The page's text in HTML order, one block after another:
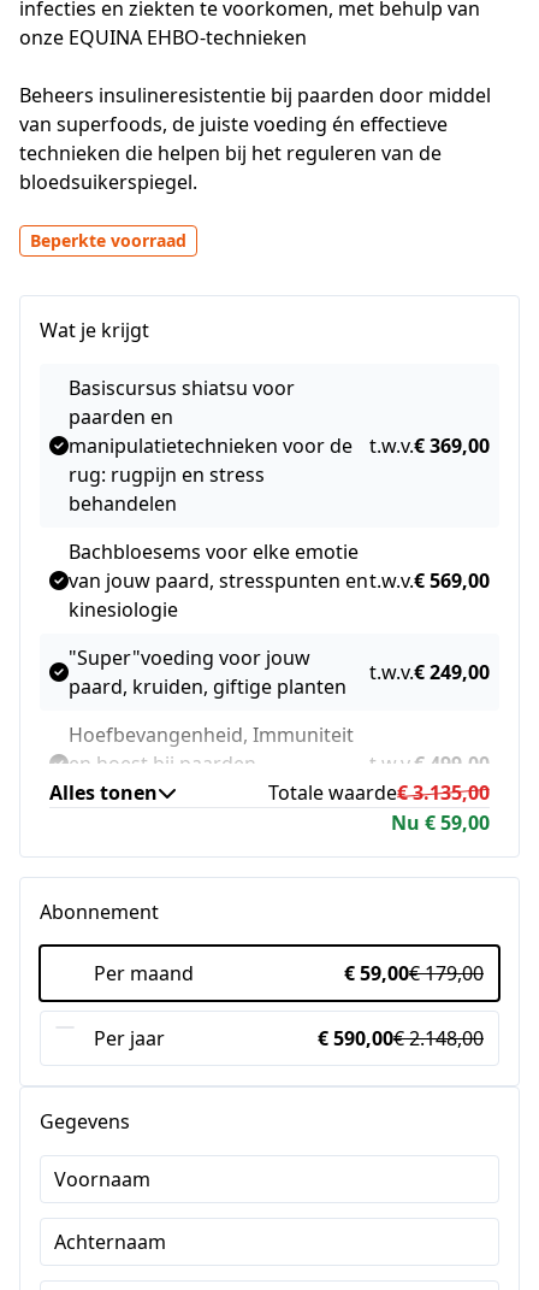
infecties en ziekten te voorkomen, met behulp van
onze EQUINA EHBO-technieken
Beheers insulineresistentie bij paarden door middel
van superfoods, de juiste voeding én effectieve
technieken die helpen bij het reguleren van de
bloedsuikerspiegel.
Beperkte voorraad
Wat je krijgt
Basiscursus shiatsu voor
paarden en
manipulatietechnieken voor de
rug: rugpijn en stress
behandelen
t.w.v.€ 369,00
Bachbloesems voor elke emotie
van jouw paard, stresspunten en
kinesiologie
t.w.v.€ 569,00
"Super"voeding voor jouw
paard, kruiden, giftige planten
t.w.v.€ 249,00
Hoefbevangenheid, Immuniteit
en hoest bij paarden,
Insulineresistentie
t.w.v.€ 499,00
Cranio sacraal therapie voor
jouw paard: ontspanning en
wegnemen van klachten en
stijfheid
t.w.v. € 425,00
Chinese oorzaken van
paarden, yin yang, 5 elementen
Nu € 59,00
Alles tonen Totale waarde€ 3.135,00
Abonnement
Per maand € 59,00€ 179,00
Per jaar € 590,00€ 2.148,00
Gegevens
Voornaam
Achternaam